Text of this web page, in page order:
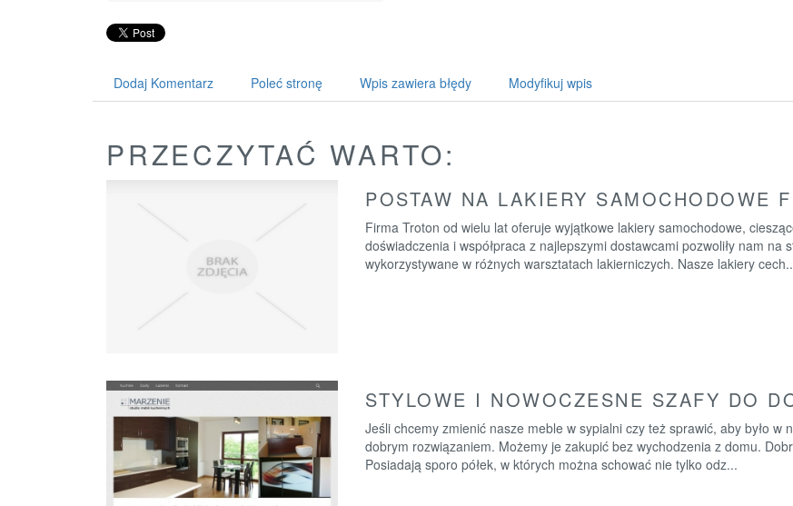
Dodaj Komentarz Poleć stronę Wpis zawiera błędy Modyfikuj wpis
PRZECZYTAĆ WARTO:
POSTAW NA LAKIERY SAMOCHODOWE
Firma Troton od wielu lat oferuje wyjątkowe lakiery samochodowe,
doświadczenia i współpraca z najlepszymi dostawcami pozwoliły nam
wykorzystywane w różnych warsztatach lakierniczych. Nasze lakiery
STYLOWE I NOWOCZESNE SZAFY DO
Jeśli chcemy zmienić nasze meble w sypialni czy też sprawić, aby było
dobrym rozwiązaniem. Możemy je zakupić bez wychodzenia z domu.
Posiadają sporo półek, w których można schować nie tylko odz...